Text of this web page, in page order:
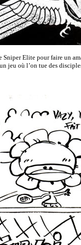
Elite pour faire un
jeu où l’on tue des